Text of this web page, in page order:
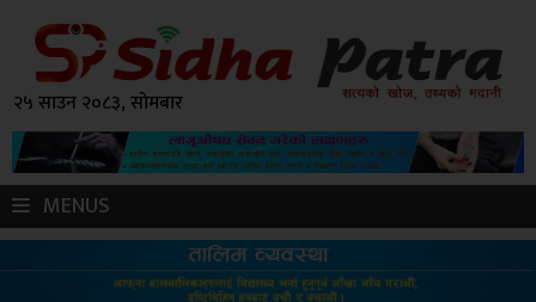
२५ साउन २०८३, सोमबार
MENUS